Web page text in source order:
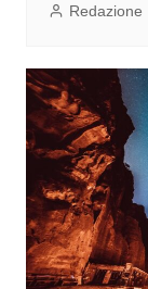
Redazione